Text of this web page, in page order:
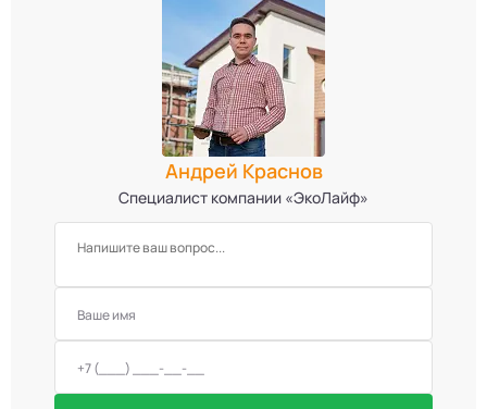
Андрей Краснов
Специалист компании «ЭкоЛайф»